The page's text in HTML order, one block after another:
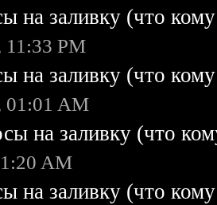
на заливку (что
11:33 PM
на заливку (что
01:01 AM
на заливку (что
AM
на заливку (что